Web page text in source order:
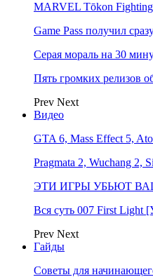
MARVEL Tōkon Fighting
Game Pass получил
Серая мораль на 30
Пять громких релизов
Prev Next
Видео
GTA 6, Mass Effect 5,
Pragmata 2, Wuchang
ЭТИ ИГРЫ УБЬЮТ
Вся суть 007 First Light
Prev Next
Гайды
Советы для